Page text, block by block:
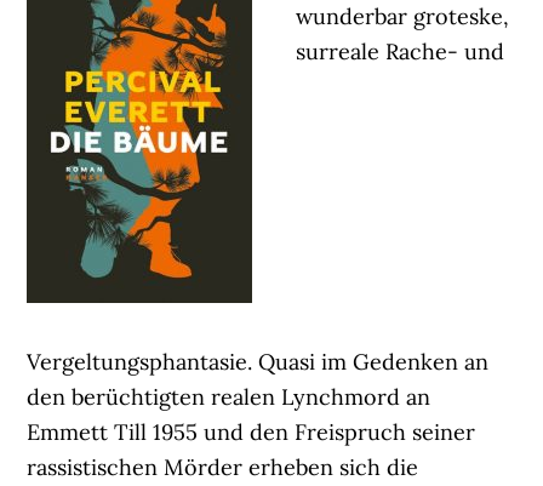
wunderbar groteske,
surreale Rache- und
Vergeltungsphantasie. Quasi im Gedenken an
den berüchtigten realen Lynchmord an
Emmett Till 1955 und den Freispruch seiner
rassistischen Mörder erheben sich die